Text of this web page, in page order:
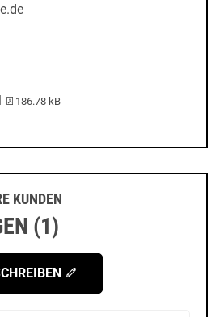
PDF-Datei:
186.78 kB
KUNDEN
(1)